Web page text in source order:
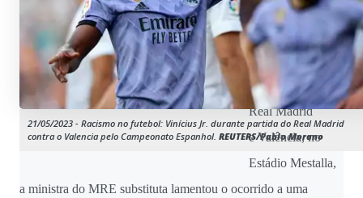
21/05/2023 - Racismo no futebol: Vinícius Jr. durante partida do Real Madrid
contra o Valencia pelo Campeonato Espanhol. REUTERS/Pablo Morano
generalizada em
campo, durante o
jogo entre os
times espanhóis
Real Madrid
e Valência, no
Estádio Mestalla,
a ministra do MRE substituta lamentou o ocorrido a uma